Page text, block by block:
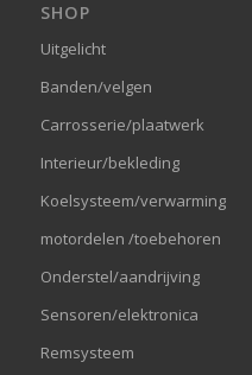
SHOP
Uitgelicht
Banden/velgen
Carrosserie/plaatwerk
Interieur/bekleding
Koelsysteem/verwarming
motordelen /toebehoren
Onderstel/aandrijving
Sensoren/elektronica
Remsysteem